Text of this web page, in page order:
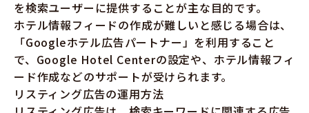
を検索ユーザーに提供することが主な目的です。
ホテル情報フィードの作成が難しいと感じる場合は、
「Googleホテル広告パートナー」を利用すること
で、Google Hotel Centerの設定や、ホテル情報フィ
ード作成などのサポートが受けられます。
リスティング広告の運用方法